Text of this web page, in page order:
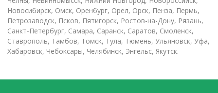
Новосибирск, Омск, Оренбург, Орел, Орск, Пенза, Пермь,
Петрозаводск, Псков, Пятигорск, Ростов-на-Дону, Рязань,
Санкт-Петербург, Самара, Саранск, Саратов, Смоленск,
Ставрополь, Тамбов, Томск, Тула, Тюмень, Ульяновск, Уфа,
Хабаровск, Чебоксары, Челябинск, Энгельс, Якутск.